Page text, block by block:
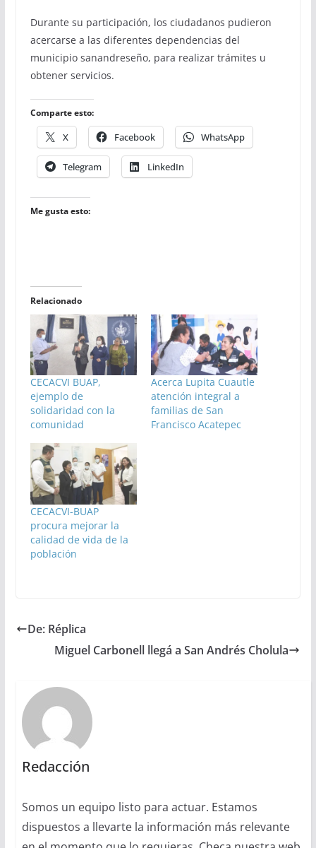
Durante su participación, los ciudadanos pudieron
acercarse a las diferentes dependencias del
municipio sanandreseño, para realizar trámites u
obtener servicios.
Comparte esto:
X Facebook WhatsApp
Telegram LinkedIn
Me gusta esto:
Relacionado
CECACVI BUAP,
ejemplo de
solidaridad con la
comunidad
Acerca Lupita Cuautle
atención integral a
familias de San
Francisco Acatepec
CECACVI-BUAP
procura mejorar la
calidad de vida de la
población
De: Réplica
Miguel Carbonell llegá a San Andrés Cholula
Redacción
Somos un equipo listo para actuar. Estamos
dispuestos a llevarte la información más relevante